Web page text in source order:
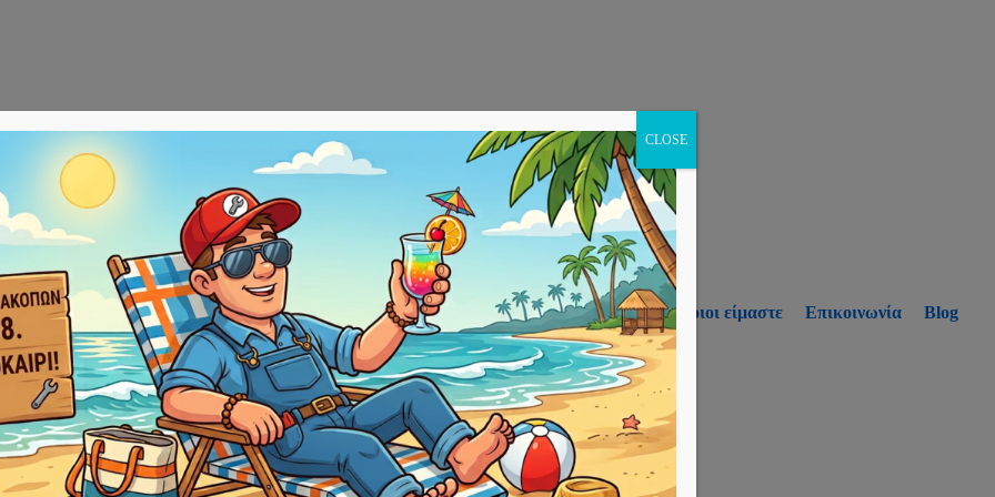
Αρχική E-shop Υπηρεσίες Ποιοι είμαστε Επικοινωνία
Blog
CLOSE